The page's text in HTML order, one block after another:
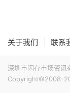
关于我们 联系
深圳市闪存市场资
Copyright©2008-